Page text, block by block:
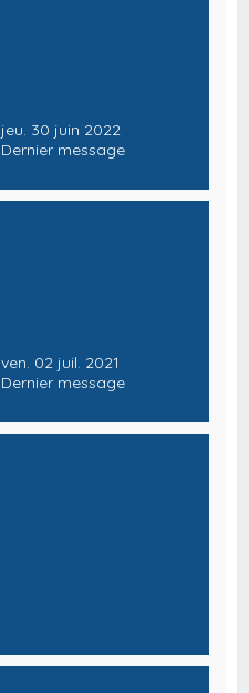
jeu. 30 juin 2022
Dernier message
ven. 02 juil. 2021
Dernier message